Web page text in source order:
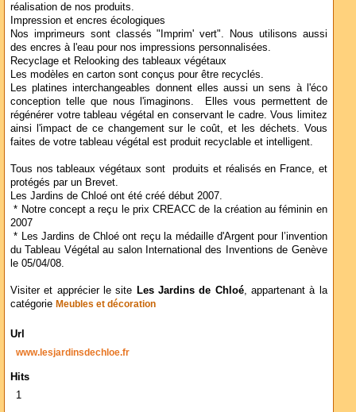
réalisation de nos produits.
Impression et encres écologiques
Nos imprimeurs sont classés "Imprim' vert". Nous utilisons aussi
des encres à l'eau pour nos impressions personnalisées.
Recyclage et Relooking des tableaux végétaux
Les modèles en carton sont conçus pour être recyclés.
Les platines interchangeables donnent elles aussi un sens à l'éco
conception telle que nous l'imaginons. Elles vous permettent de
régénérer votre tableau végétal en conservant le cadre. Vous limitez
ainsi l'impact de ce changement sur le coût, et les déchets. Vous
faites de votre tableau végétal est produit recyclable et intelligent.
Tous nos tableaux végétaux sont produits et réalisés en France, et
protégés par un Brevet.
Les Jardins de Chloé ont été créé début 2007.
* Notre concept a reçu le prix CREACC de la création au féminin en
2007
* Les Jardins de Chloé ont reçu la médaille d'Argent pour l’invention
du Tableau Végétal au salon International des Inventions de Genève
le 05/04/08.
Visiter et apprécier le site Les Jardins de Chloé, appartenant à la
catégorie Meubles et décoration
Url
www.lesjardinsdechloe.fr
Hits
1